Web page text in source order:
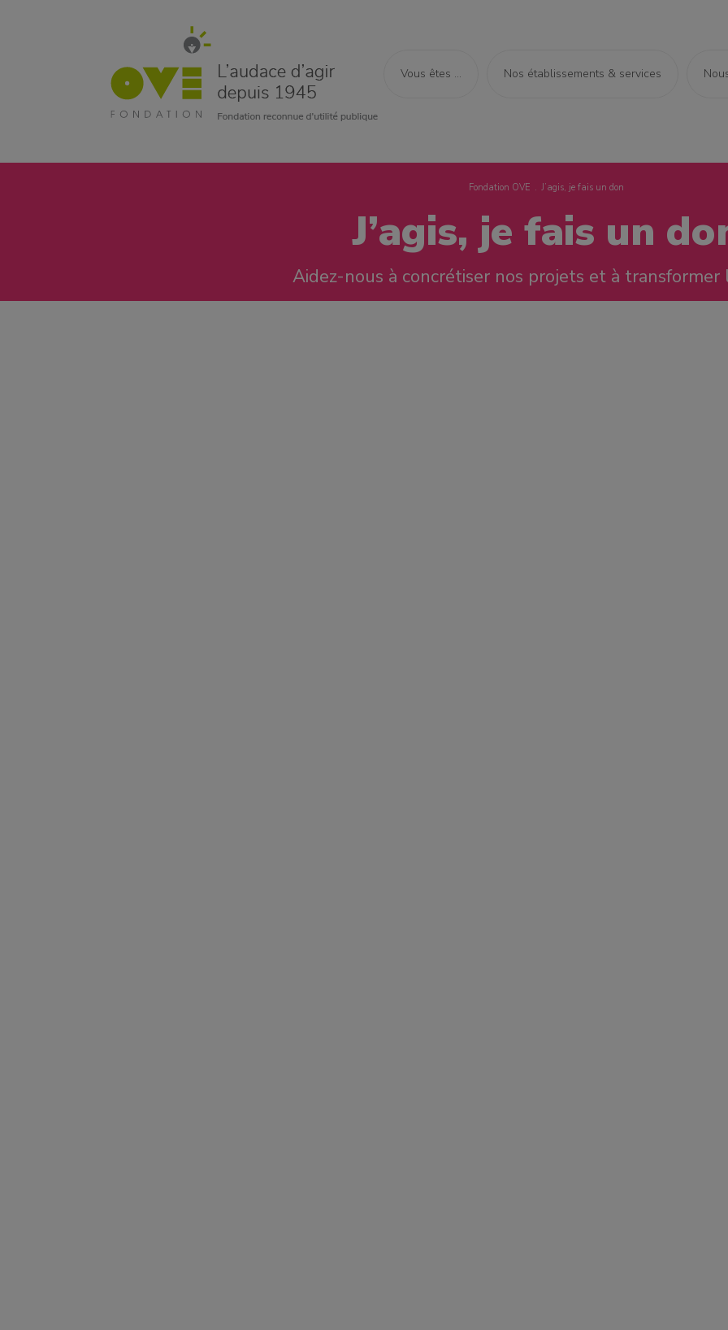
Vous êtes ... Nos établissements & services
Fondation OVE J’agis, je fais un don
J’agis, je fais un
Aidez-nous à concrétiser nos projets et à transformer